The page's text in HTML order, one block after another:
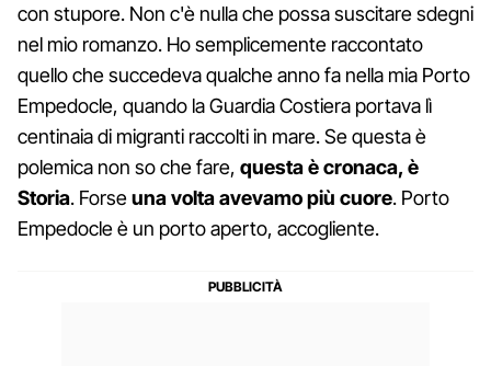
con stupore. Non c'è nulla che possa suscitare sdegni
nel mio romanzo. Ho semplicemente raccontato
quello che succedeva qualche anno fa nella mia Porto
Empedocle, quando la Guardia Costiera portava lì
centinaia di migranti raccolti in mare. Se questa è
polemica non so che fare, questa è cronaca, è
Storia. Forseuna volta avevamo più cuore. Porto
Empedocle è un porto aperto, accogliente.